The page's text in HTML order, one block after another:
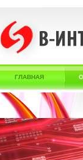
ГЛАВНАЯ